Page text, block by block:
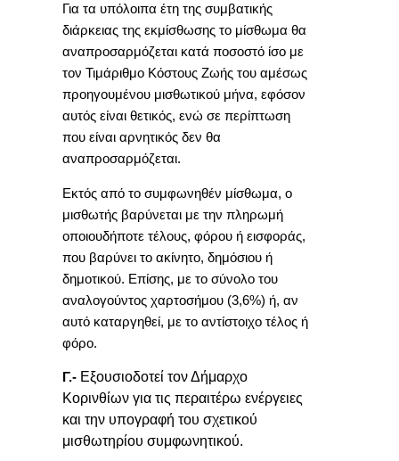
Για τα υπόλοιπα έτη της συμβατικής
διάρκειας της εκμίσθωσης το μίσθωμα θα
αναπροσαρμόζεται κατά ποσοστό ίσο με
τον Τιμάριθμο Κόστους Ζωής του αμέσως
προηγουμένου μισθωτικού μήνα, εφόσον
αυτός είναι θετικός, ενώ σε περίπτωση
που είναι αρνητικός δεν θα
αναπροσαρμόζεται.
Εκτός από το συμφωνηθέν μίσθωμα, ο
μισθωτής βαρύνεται με την πληρωμή
οποιουδήποτε τέλους, φόρου ή εισφοράς,
που βαρύνει το ακίνητο, δημόσιου ή
δημοτικού. Επίσης, με το σύνολο του
αναλογούντος χαρτοσήμου (3,6%) ή, αν
αυτό καταργηθεί, με το αντίστοιχο τέλος ή
φόρο.
Γ.- Εξουσιοδοτεί τον Δήμαρχο
Κορινθίων για τις περαιτέρω ενέργειες
και την υπογραφή του σχετικού
μισθωτηρίου συμφωνητικού.